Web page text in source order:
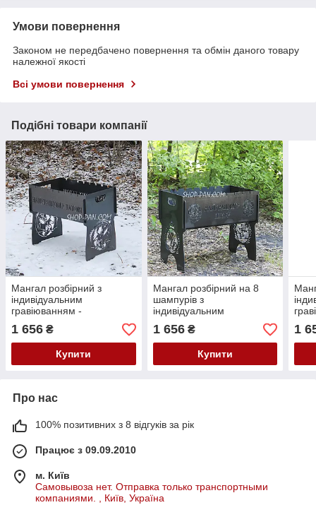
Умови повернення
Законом не передбачено повернення та обмін даного товару
належної якості
Всі умови повернення
Подібні товари компанії
Мангал розбірний з
індивідуальним
гравіюванням -
Найкращому татові
1 656 ₴
Купити
Мангал розбірний на 8
шампурів з
індивідуальним
гравіюванням -
Найкращому шефу
1 656₴
Купити
на
1
Про нас
100% позитивних з 8 відгуків за рік
Працює з 09.09.2010
м. Київ
Самовывоза нет. Отправка только транспортными
компаниями. , Київ, Україна